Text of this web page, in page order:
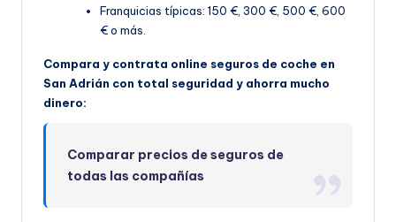
Franquicias típicas: 150 €, 300 €, 500 €, 600
€ o más.
Compara y contrata online seguros de coche en
San Adrián con total seguridad y ahorra mucho
dinero:
Comparar precios de seguros de
todas las compañías